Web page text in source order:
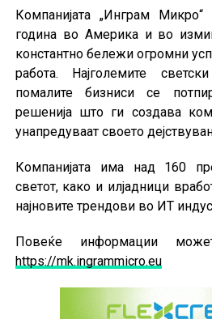
Компанијата „Инграм
година во Америка и во
константно бележи огромни
работа. Најголемите
помалите бизниси се
решенија што ги создава
унапредуваат своето
Компанијата има над 160
светот, како и илјадници
најновите трендови во ИТ
Повеќе информации
https://mk.ingrammicro.eu